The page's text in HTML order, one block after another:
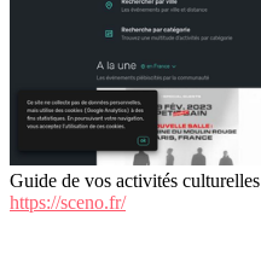
Guide de vos activités culturelles
https://sceno.fr/